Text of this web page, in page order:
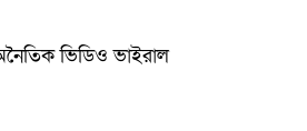
ভিডিও ভাইরাল